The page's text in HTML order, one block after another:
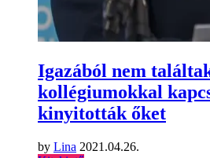
Igazából nem
kollégiumokkal
kinyitották őket
by Lina 2021.04.26.